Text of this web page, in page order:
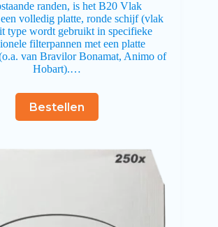
randen, is het B20 Vlak
volledig platte, ronde schijf (vlak
type wordt gebruikt in specifieke
filterpannen met een platte
van Bravilor Bonamat, Animo of
Hobart).…
Bestellen